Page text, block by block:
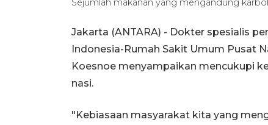
Sejumlah makanan yang mengandung
Jakarta (ANTARA) - Dokter spesialis
Indonesia-Rumah Sakit Umum Pusat
Koesnoe menyampaikan mencukupi
nasi.
"Kebiasaan masyarakat kita yang